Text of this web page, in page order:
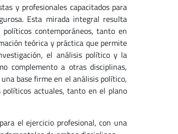
y profesionales capacitados para
Esta mirada integral resulta
contemporáneos, tanto en
teórica y práctica que permite
el análisis político y la
complemento a otras disciplinas,
base firme en el análisis político,
actuales, tanto en el plano
el ejercicio profesional, con una